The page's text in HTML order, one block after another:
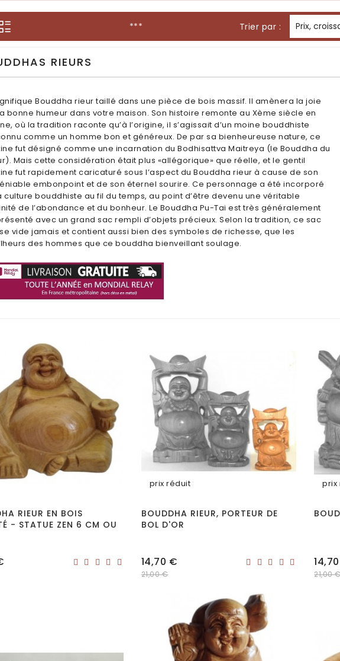
*** Trier par : Prix,
RIEURS
Bouddha rieur taillé dans une pièce de bois massif. Il amènera la joie
bonne humeur dans votre maison. Son histoire remonte au Xème siècle en
où la tradition raconte qu’à l’origine, il s’agissait d’un moine bouddhiste
comme un homme bon et généreux. De par sa bienheureuse nature, ce
fut désigné comme une incarnation du Bodhisattva Maitreya (le Bouddha du
Mais cette considération était plus «allégorique» que réelle, et le gentil
fut rapidement caricaturé sous l’aspect du Bouddha rieur à cause de son
embonpoint et de son éternel sourire. Ce personnage a été incorporé
culture bouddhiste au fil du temps, au point d’être devenu une véritable
de l’abondance et du bonheur. Le Bouddha Pu-Tai est très généralement
avec un grand sac rempli d’objets précieux. Selon la tradition, ce sac
vide jamais et contient aussi bien des symboles de richesse, que les
des hommes que ce bouddha bienveillant soulage.
RIEUR EN BOIS
- STATUE ZEN 6 CM OU
prix réduit
BOUDDHA RIEUR, PORTEUR DE
BOL D'OR
Prix
14,70 €
21,00 €
prix
Prix
21,00